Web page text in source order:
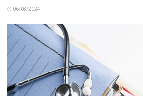
06/03/2024